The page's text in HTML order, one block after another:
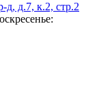
д.7, к.2, стр.2